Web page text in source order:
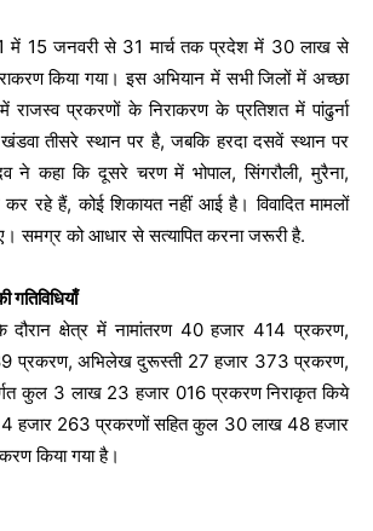
में 15 जनवरी से 31 मार्च तक प्रदेश में 30 लाख से
किया गया। इस अभियान में सभी जिलों में अच्छा
राजस्व प्रकरणों के निराकरण के प्रतिशत में पांढुर्ना
तीसरे स्थान पर है, जबकि हरदा दसवें स्थान पर
ने कहा कि दूसरे चरण में भोपाल, सिंगरौली, मुरैना,
कर रहे हैं, कोई शिकायत नहीं आई है। विवादित मामलों
समग्र को आधार से सत्यापित करना जरूरी है.
गतिविधियाँ
दौरान क्षेत्र में नामांतरण 40 हजार 414 प्रकरण,
प्रकरण, अभिलेख दुरूस्ती 27 हजार 373 प्रकरण,
कुल 3 लाख 23 हजार 016 प्रकरण निराकृत किये
हजार 263 प्रकरणों सहित कुल 30 लाख 48 हजार
किया गया है।